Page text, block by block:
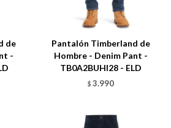
de
-
Pantalón Timberland de
Hombre - Denim Pant -
TB0A2BUHI28 - ELD
$ 3.990